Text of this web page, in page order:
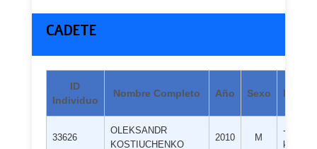
CADETE
ID
Individuo
Nombre Completo Año Sexo Peso
33626
OLEKSANDR
KOSTIUCHENKO
2010 M
-50
kg